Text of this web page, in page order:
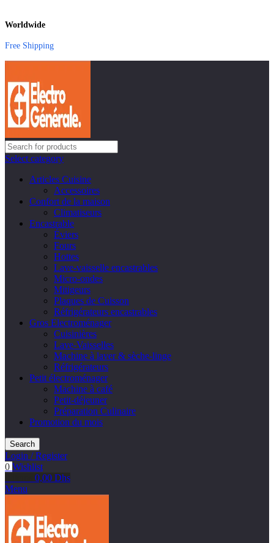
Worldwide
Free Shipping
Select category
Articles Cuisine
Accessoires
Confort de la maison
Climatiseurs
Encastrable
Éviers
Fours
Hottes
Lave-vaisselle encastrables
Micro-ondes
Mitigeurs
Plaques de Cuisson
Réfrigérateurs encastrables
Gros Electroménager
Cuisinières
Lave-Vaisselles
Machine à laver & sèche-linge
Réfrigérateurs
Petit électroménager
Machine à café
Petit-déjeuner
Préparation Culinaire
Promotion du mois
Search
Login / Register
0 Wishlist
0,00 Dhs
Menu